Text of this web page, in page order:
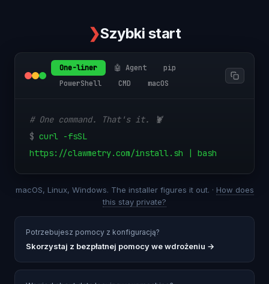
❯Szybki start
One-liner 🤖 Agent
pip
PowerShell
CMD macOS
# One command. That's it. 🦞
$ curl -fsSL
https://clawmetry.com/install.sh | bash
macOS, Linux, Windows. The installer figures it out. · How does
this stay private?
Potrzebujesz pomocy z konfiguracją?
Skorzystaj z bezpłatnej pomocy we wdrożeniu →